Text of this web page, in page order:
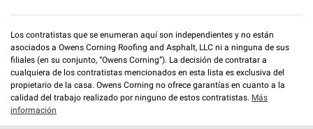
Los contratistas que se enumeran aquí son independientes y no están
asociados a Owens Corning Roofing and Asphalt, LLC ni a ninguna de sus
filiales (en su conjunto, “Owens Corning”). La decisión de contratar a
cualquiera de los contratistas mencionados en esta lista es exclusiva del
propietario de la casa. Owens Corning no ofrece garantías en cuanto a la
calidad del trabajo realizado por ninguno de estos contratistas. Más
información